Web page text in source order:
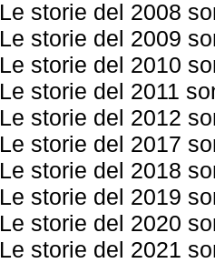
Le storie del 2008
Le storie del 2009
Le storie del 2010
Le storie del 2011
Le storie del 2012
Le storie del 2017
Le storie del 2018
Le storie del 2019
Le storie del 2020
Le storie del 2021